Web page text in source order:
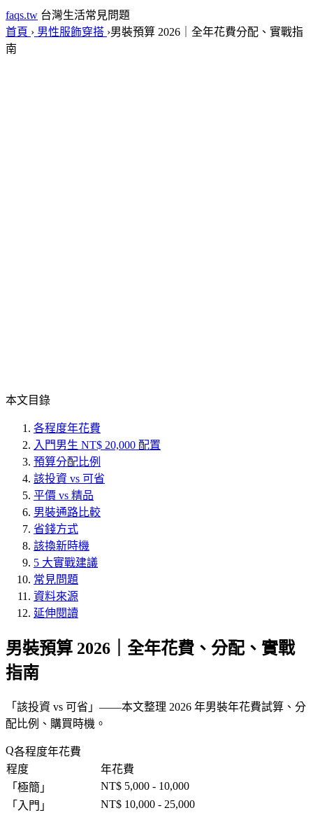
faqs.tw 台灣生活常見問題
首頁 › 男性服飾穿搭 ›男裝預算 2026｜全年花費分配、實戰指
南
本文目錄
各程度年花費
入門男生 NT$ 20,000 配置
預算分配比例
該投資 vs 可省
平價 vs 精品
男裝通路比較
省錢方式
該換新時機
5 大實戰建議
常見問題
資料來源
延伸閱讀
男裝預算 2026｜全年花費、分配、實戰
指南
「 該投資 vs 可省 」——本文整理 2026 年男裝年花費試算、分
配比例、購買時機。
各程度年花費
程度
年花費
「 極簡 」
NT$ 5,000 - 10,000
「 入門 」
NT$ 10,000 - 25,000